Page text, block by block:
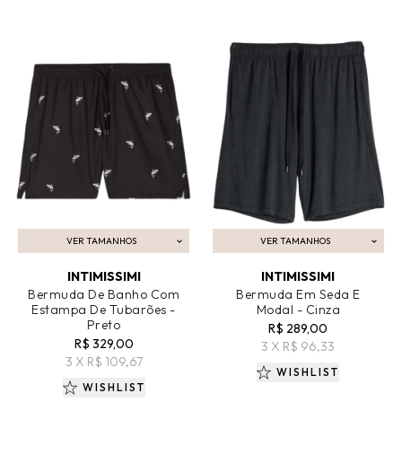
VER TAMANHOS
ADICIONAR AO CARRINHO
INTIMISSIMI
Bermuda De Banho Com
Estampa De Tubarões -
Preto
R$ 329,00
3 X R$ 109,67
WISHLIST
VER TAMANHOS
ADICIONAR AO CARRINHO
INTIMISSIMI
Bermuda Em Seda E
Modal - Cinza
R$ 289,00
3 X R$ 96,33
WISHLIST